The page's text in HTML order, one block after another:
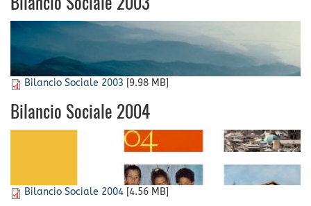
Bilancio Sociale 2003
Bilancio Sociale 2003 [9.98 MB]
Bilancio Sociale 2004
Bilancio Sociale 2004 [4.56 MB]